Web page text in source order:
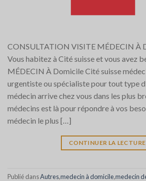
CONSULTATION VISITE MÉDECIN À
Vous habitez à Cité suisse et vous avez
MÉDECIN À Domicile Cité suisse
urgentiste ou spécialiste pour tout type
médecin arrive chez vous dans les plus
médecins est là pour répondre à vos
médecin le plus […]
CONTINUER LA LECTURE
Publié dansAutres,medecin à domicile,medecin